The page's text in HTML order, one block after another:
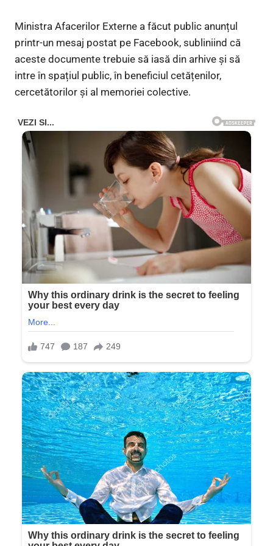
Ministra Afacerilor Externe a făcut public anunțul
printr-un mesaj postat pe Facebook, subliniind că
aceste documente trebuie să iasă din arhive și să
intre în spațiul public, în beneficiul cetățenilor,
cercetătorilor și al memoriei colective.